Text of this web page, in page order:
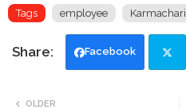
Tags employee Karmachari
Facebook
OLDER